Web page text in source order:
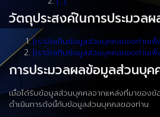
วัตถุประสงค์ในการประมวล
[เราจัดเก็บข้อมูลส่วนบุคคลของท่านเพื่
[เราจัดเก็บข้อมูลส่วนบุคคลของท่านเพื่
การประมวลผลข้อมูลส่วนบุค
เมื่อได้รับข้อมูลส่วนบุคคลจากแหล่งที่มาของข้
ดำเนินการดังนี้กับข้อมูลส่วนบุคคลของท่าน